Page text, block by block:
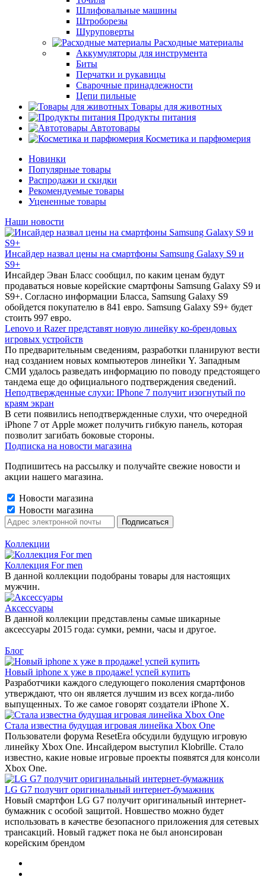
Шлифовальные машины
Штроборезы
Шуруповерты
Расходные материалы
Аккумуляторы для инструмента
Биты
Перчатки и рукавицы
Сварочные принадлежности
Цепи пильные
Товары для животных
Продукты питания
Автотовары
Косметика и парфюмерия
Новинки
Популярные товары
Распродажи и скидки
Рекомендуемые товары
Уцененные товары
Наши новости
Инсайдер назвал цены на смартфоны Samsung Galaxy S9 и
S9+
Инсайдер Эван Бласс сообщил, по каким ценам будут
продаваться новые корейские смартфоны Samsung Galaxy S9 и
S9+. Согласно информации Бласса, Samsung Galaxy S9
обойдется покупателю в 841 евро. Samsung Galaxy S9+ будет
стоить 997 евро.
Lenovo и Razer представят новую линейку ко-брендовых
игровых устройств
По предварительным сведениям, разработки планируют вести
над созданием новых компьютеров линейки Y. Западным
СМИ удалось разведать информацию по поводу предстоящего
тандема еще до официального подтверждения сведений.
Неподтвержденные слухи: IPhone 7 получит изогнутый по
краям экран
В сети появились неподтвержденные слухи, что очередной
iPhone 7 от Apple может получить гибкую панель, которая
позволит загибать боковые стороны.
Подписка на новости магазина
Подпишитесь на рассылку и получайте свежие новости и
акции нашего магазина.
Новости магазина
Новости магазина
Коллекции
Коллекция For men
В данной коллекции подобраны товары для настоящих
мужчин.
Аксессуары
В данной коллекции представлены самые шикарные
аксессуары 2015 года: сумки, ремни, часы и другое.
Блог
Новый iphone x уже в продаже! успей купить
Разработчики каждого следующего поколения смартфонов
утверждают, что он является лучшим из всех когда-либо
выпущенных. То же самое говорят создатели iPhone X.
Стала известна будущая игровая линейка Xbox One
Пользователи форума ResetEra обсудили будущую игровую
линейку Xbox One. Инсайдером выступил Klobrille. Стало
известно, какие новые игровые проекты появятся для консоли
Xbox One.
LG G7 получит оригинальный интернет-бумажник
Новый смартфон LG G7 получит оригинальный интернет-
бумажник с особой защитой. Новшество можно будет
использовать в качестве безопасного приложения для сетевых
трансакций. Новый гаджет пока не был анонсирован
корейским брендом